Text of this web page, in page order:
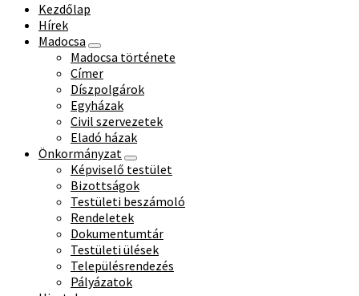
Kezdőlap
Hírek
Madocsa
Madocsa története
Címer
Díszpolgárok
Egyházak
Civil szervezetek
Eladó házak
Önkormányzat
Képviselő testület
Bizottságok
Testületi beszámoló
Rendeletek
Dokumentumtár
Testületi ülések
Településrendezés
Pályázatok